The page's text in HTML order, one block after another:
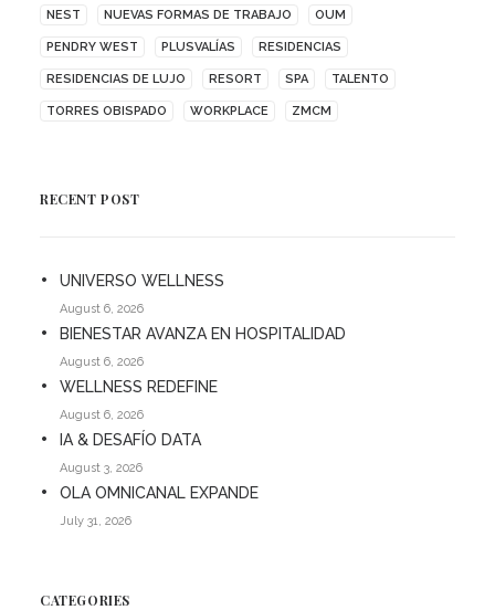
NEST NUEVAS FORMAS DE TRABAJO OUM
PENDRY WEST PLUSVALÍAS RESIDENCIAS
RESIDENCIAS DE LUJO RESORT SPA TALENTO
TORRES OBISPADO WORKPLACE ZMCM
RECENT POST
UNIVERSO WELLNESS
August 6, 2026
BIENESTAR AVANZA EN HOSPITALIDAD
August 6, 2026
WELLNESS REDEFINE
August 6, 2026
IA & DESAFÍO DATA
August 3, 2026
OLA OMNICANAL EXPANDE
July 31, 2026
CATEGORIES